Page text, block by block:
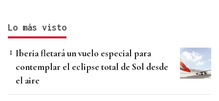
Lo más visto
Iberia fletará un vuelo especial para
contemplar el eclipse total de Sol desde
el aire